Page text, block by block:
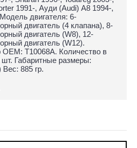
1991-, Ауди (Audi) A8 1994-,
двигателя: 6-
двигатель (4 клапана), 8-
двигатель (W8), 12-
двигатель (W12).
ОЕМ: T10068A. Количество в
шт. Габаритные размеры:
885 гр.